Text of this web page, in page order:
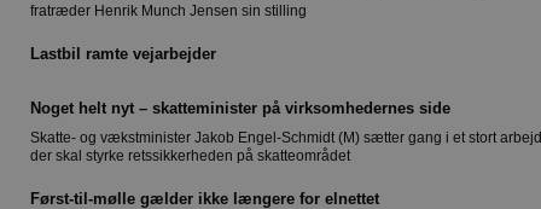
fratræder Henrik Munch Jensen sin stilling
Lastbil ramte vejarbejder
Noget helt nyt – skatteminister på virksomhedernes side
Skatte- og vækstminister Jakob Engel-Schmidt (M) sætter gang i et stort
der skal styrke retssikkerheden på skatteområdet
Først-til-mølle gælder ikke længere for elnettet